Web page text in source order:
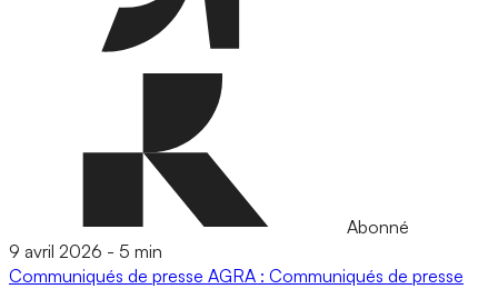
Abonné
9 avril 2026 - 5 min
Communiqués de presse AGRA : Communiqués de presse